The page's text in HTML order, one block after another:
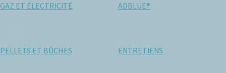
GAZ ET ÉLECTRICITÉ ADBLUE®
PELLETS ET BÛCHES ENTRETIENS